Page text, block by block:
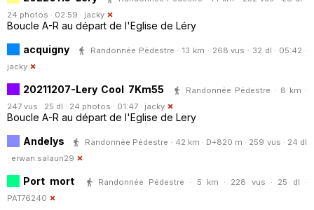
24 photos · 02:59 · jacky
Boucle A-R au départ de l'Eglise de Léry
acquigny
Randonnée Pédestre · 13 km · 268 vus · 32 dl · 05:42 ·
jacky
20211207-Lery Cool 7Km55
Randonnée Pédestre · 8 km ·
247 vus · 25 dl · 24 photos · 01:47 · jacky
Boucle A-R au départ de l'Eglise de Lery
Andelys
Randonnée Pédestre · 42 km · D+820 m · 259 vus · 24 dl
· erwan.salaun29
Port mort
Randonnée Pédestre · 5 km · 228 vus · 25 dl ·
PAT76240